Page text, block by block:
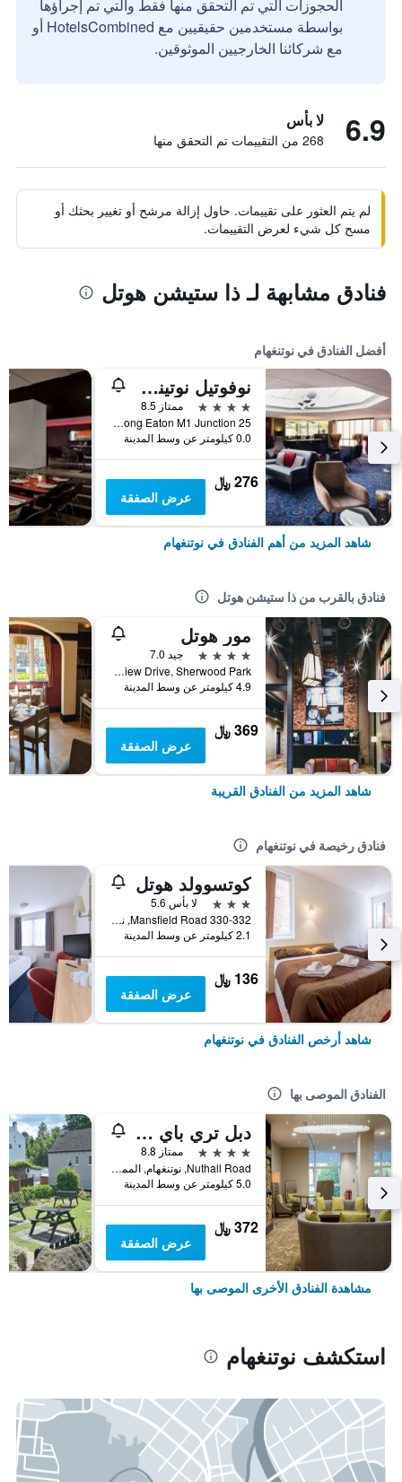
الحجوزات التي تم التحقق منها فقط والتي تم إجراؤها
بواسطة مستخدمين حقيقيين مع HotelsCombined أو
مع شركائنا الخارجيين الموثوقين.
6.9 لا بأس
268 من التقييمات تم التحقق منها
لم يتم العثور على تقييمات. حاول إزالة مرشح أو تغيير بحثك أو
مسح كل شيء لعرض التقييمات.
فنادق مشابهة لـ ذا ستيشن هوتل
أفضل الفنادق في نوتنغهام
نوفوتيل نوتينجهام ديربي
4 نجوم
ممتاز 8.5
Bostock Lane Long Eaton M1 Junction 25, نوتنغهام, المملكة المتحدة
0.0 كيلومتر عن وسط المدينة
276 ﷼
عرض الصفقة
شاهد المزيد من أهم الفنادق في نوتنغهام
فنادق بالقرب من ذا ستيشن هوتل
مور هوتل
4 نجوم
جيد 7.0
Lake View Drive, Sherwood Park, نوتنغهام, المملكة المتحدة
4.9 كيلومتر عن وسط المدينة
369 ﷼
عرض الصفقة
شاهد المزيد من الفنادق القريبة
فنادق رخيصة في نوتنغهام
كوتسوولد هوتل
3 نجوم
لا بأس 5.6
330-332 Mansfield Road, نوتنغهام, المملكة المتحدة
2.1 كيلومتر عن وسط المدينة
136 ﷼
عرض الصفقة
شاهد أرخص الفنادق في نوتنغهام
الفنادق الموصى بها
دبل تري باي هيلتون نوتينغهام - جايتواي
4 نجوم
ممتاز 8.8
Nuthall Road, نوتنغهام, المملكة المتحدة
5.0 كيلومتر عن وسط المدينة
372 ﷼
عرض الصفقة
مشاهدة الفنادق الأخرى الموصى بها
استكشف نوتنغهام